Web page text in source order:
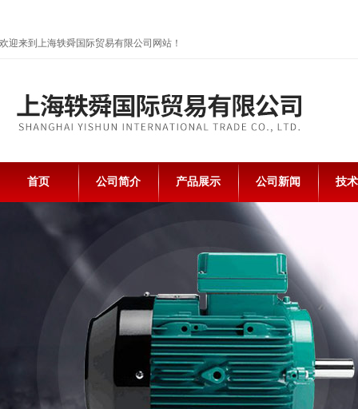
欢迎来到上海轶舜国际贸易有限公司网站！
首页 公司简介 产品展示 公司新闻 技